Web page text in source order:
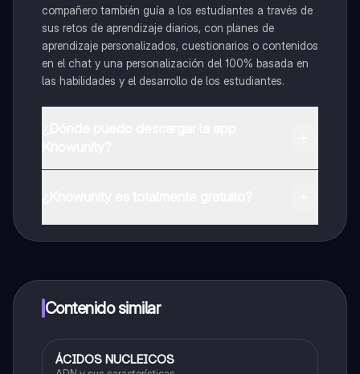
compañero también guía a los estudiantes a través de
sus retos de aprendizaje diarios, con planes de
aprendizaje personalizados, cuestionarios o contenidos
en el chat y una personalización del 100% basada en
las habilidades y el desarrollo de los estudiantes.
a determinadas funciones.
Contenido similar
Biologia
ÁCIDOS NUCLEICOS